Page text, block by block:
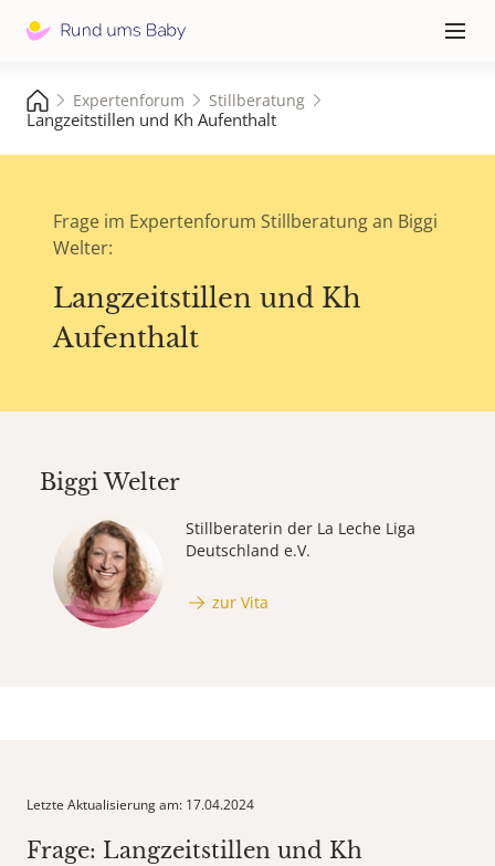
≡
Expertenforum Stillberatung
Langzeitstillen und Kh Aufenthalt
Frage im Expertenforum Stillberatung an Biggi
Welter:
Langzeitstillen und Kh
Aufenthalt
Biggi Welter
Stillberaterin der La Leche Liga
Deutschland e.V.
zur Vita
Letzte Aktualisierung am: 17.04.2024
Frage: Langzeitstillen und Kh